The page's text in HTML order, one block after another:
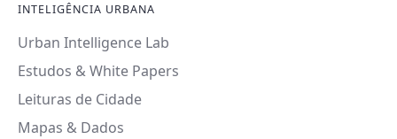
INTELIGÊNCIA URBANA
Urban Intelligence Lab
Estudos & White Papers
Leituras de Cidade
Mapas & Dados